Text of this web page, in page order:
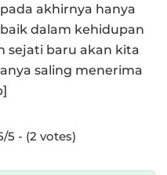
akhirnya hanya
dalam kehidupan
sejati baru akan kita
saling menerima
5 - (2 votes)